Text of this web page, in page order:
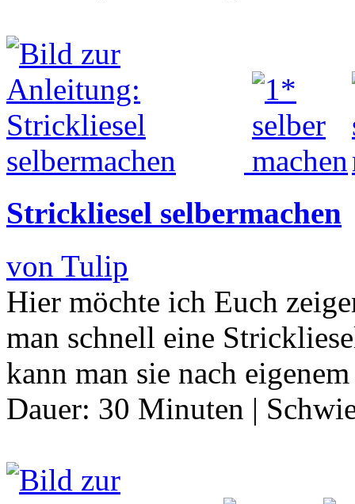
Strickliesel selbermachen
von Tulip
Hier möchte ich Euch
man schnell eine
kann man sie nach
Dauer: 30 Minuten |